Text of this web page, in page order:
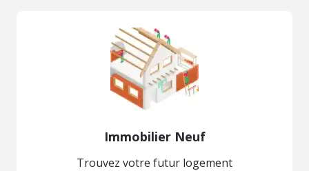
Immobilier Neuf
Trouvez votre futur logement